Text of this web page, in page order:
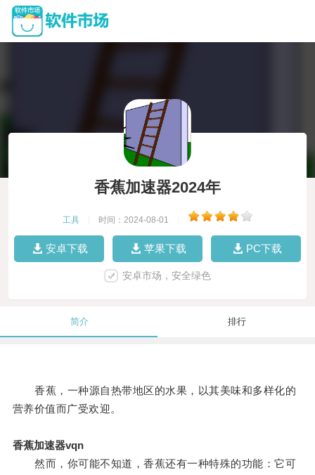
香蕉加速器2024年
工具 时间：2024-08-01
安卓下载 苹果下载 PC下载
安卓市场，安全绿色
简介 排行
香蕉，一种源自热带地区的水果，以其美味和多样化的
营养价值而广受欢迎。
香蕉加速器vqn
然而，你可能不知道，香蕉还有一种特殊的功能：它可